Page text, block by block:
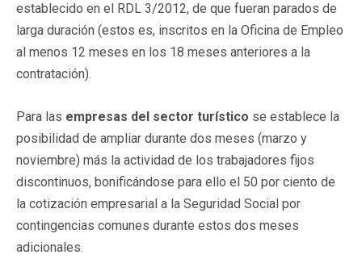
establecido en el RDL 3/2012, de que fueran parados de
larga duración (estos es, inscritos en la Oficina de Empleo
al menos 12 meses en los 18 meses anteriores a la
contratación).
Para las empresas del sector turístico se establece la
posibilidad de ampliar durante dos meses (marzo y
noviembre) más la actividad de los trabajadores fijos
discontinuos, bonificándose para ello el 50 por ciento de
la cotización empresarial a la Seguridad Social por
contingencias comunes durante estos dos meses
adicionales.